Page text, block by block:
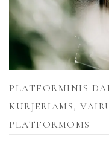
PLATFORMINIS
KURJERIAMS,
PLATFORMOMS